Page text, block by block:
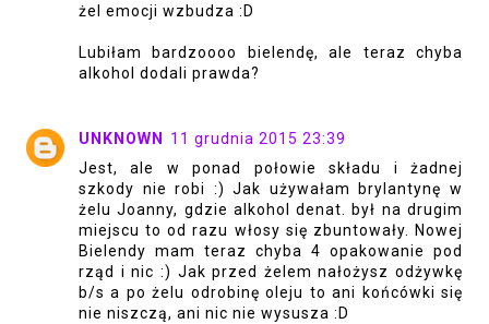
żel emocji wzbudza :D
Lubiłam bardzoooo bielendę, ale teraz chyba
alkohol dodali prawda?
UNKNOWN
11 grudnia 2015 23:39
Jest, ale w ponad połowie składu i żadnej
szkody nie robi :) Jak używałam brylantynę w
żelu Joanny, gdzie alkohol denat. był na drugim
miejscu to od razu włosy się zbuntowały. Nowej
Bielendy mam teraz chyba 4 opakowanie pod
rząd i nic :) Jak przed żelem nałożysz odżywkę
b/s a po żelu odrobinę oleju to ani końcówki się
nie niszczą, ani nic nie wysusza :D